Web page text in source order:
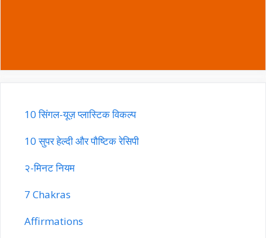
10 सिंगल-यूज़ प्लास्टिक विकल्प
10 सुपर हेल्दी और पौष्टिक रेसिपी
२-मिनट नियम
7 Chakras
Affirmations